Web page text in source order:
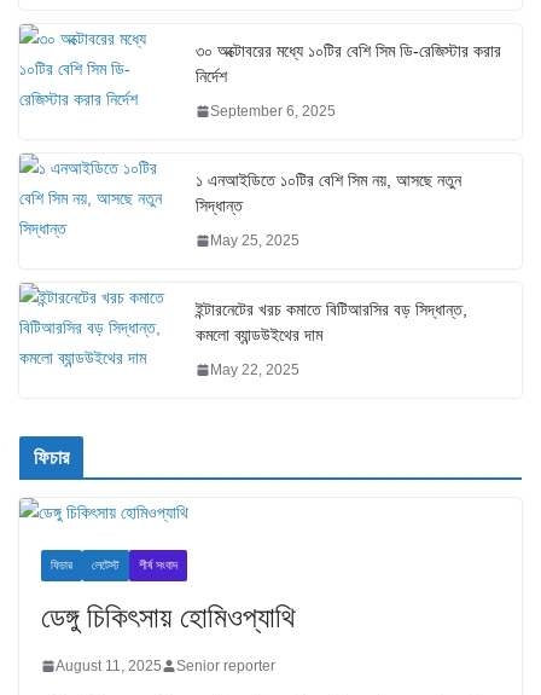
৩০ অক্টোবরের মধ্যে ১০টির বেশি সিম ডি-রেজিস্টার করার
নির্দেশ
September 6, 2025
১ এনআইডিতে ১০টির বেশি সিম নয়, আসছে নতুন
সিদ্ধান্ত
May 25, 2025
ইন্টারনেটের খরচ কমাতে বিটিআরসির বড় সিদ্ধান্ত,
কমলো ব্যান্ডউইথের দাম
May 22, 2025
ফিচার
ফিচার লেটেস্ট শীর্ষ সংবাদ
ডেঙ্গু চিকিৎসায় হোমিওপ্যাথি
August 11, 2025 Senior reporter